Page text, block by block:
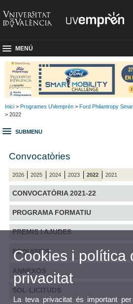
MENÚ
Inici > Programes UVemprén > Ford Philantropy
> 2022
SUBMENU
Convocatòries
2026 2025 2024 2023 2022 2021
CONVOCATÒRIA 2021-22
PROGRAMA FORMATIU
PREMIS I AJUDES
REQUISITS
ANNEXOS
SOL·LICITUDS
Cookies i política
privacitat
La teva privacitat és important